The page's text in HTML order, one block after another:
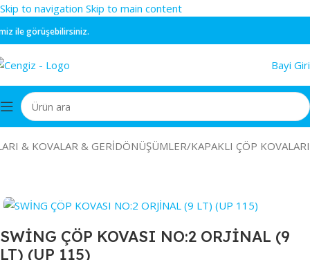
Skip to navigation Skip to main content
ile görüşebilirsiniz.
Bayi
& KOVALAR & GERİDÖNÜŞÜMLER/KAPAKLI ÇÖP KOVALARI
SWİNG ÇÖP KOVASI NO:2 ORJİNAL (9
LT) (UP 115)